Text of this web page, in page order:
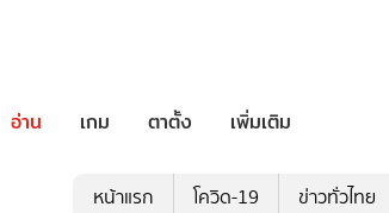
อ่าน เกม ตาตั้ง เพิ่มเติม
หน้าแรก โควิด-19 ข่าวทั่วไทย